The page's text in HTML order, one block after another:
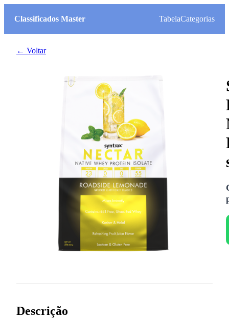
Classificados Master TabelaCategorias
← Voltar
Descrição